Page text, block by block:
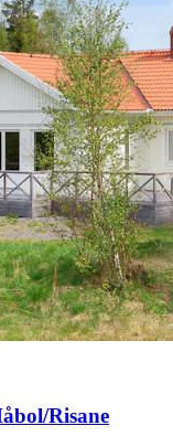
Risane